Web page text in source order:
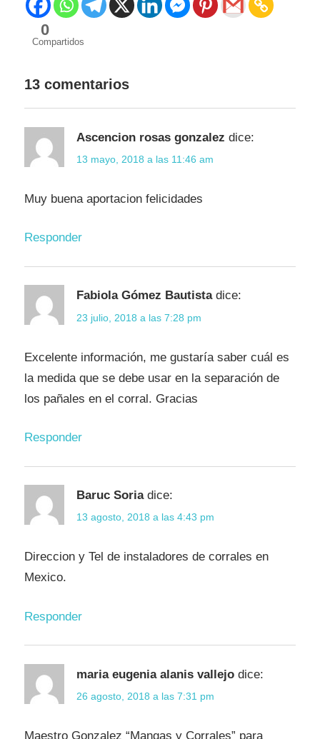
0
Compartidos
13 comentarios
Ascencion rosas gonzalez dice:
13 mayo, 2018 a las 11:46 am
Muy buena aportacion felicidades
Responder
Fabiola Gómez Bautista dice:
23 julio, 2018 a las 7:28 pm
Excelente información, me gustaría saber cuál es
la medida que se debe usar en la separación de
los pañales en el corral. Gracias
Responder
Baruc Soria dice:
13 agosto, 2018 a las 4:43 pm
Direccion y Tel de instaladores de corrales en
Mexico.
Responder
maria eugenia alanis vallejo dice:
26 agosto, 2018 a las 7:31 pm
Maestro Gonzalez “Mangas y Corrales” para